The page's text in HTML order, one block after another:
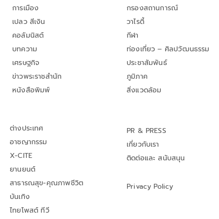
การเมือง
เปลว สีเงิน
คอลัมนิสต์
บทความ
เศรษฐกิจ
ข่าวพระราชสำนัก
หนังสือพิมพ์
กรองสถานการณ์
วาไรตี้
กีฬา
ท่องเที่ยว – ศิลปวัฒนธรรม
ประชาสัมพันธ์
ภูมิภาค
สิ่งแวดล้อม
ต่างประเทศ
อาชญากรรม
X-CITE
ยานยนต์
สาธารณสุข-คุณภาพชีวิต
บันเทิง
ไทยโพสต์ ทีวี
PR & PRESS
เกี่ยวกับเรา
ติดต่อและ สนับสนุน
Privacy Policy